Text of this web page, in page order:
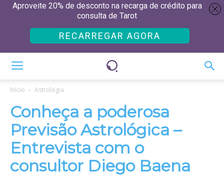
Início Astrologia
Conheça a poderosa
Previsão Astrológica –
Entrevista com o
consultor Diego Baena
Aproveite 20% de desconto na recarga de crédito para
consulta de Tarot
RECARREGAR AGORA